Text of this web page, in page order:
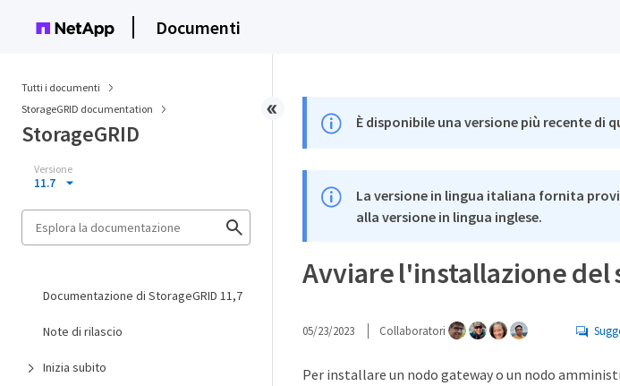
Documenti
Tutti i documenti
StorageGRID documentation
StorageGRID
Versione
11.7
Documentazione di StorageGRID 11,7
Note di rilascio
Inizia subito
È disponibile una versione più recente di
La versione in lingua italiana fornita
alla versione in lingua inglese.
Avviare l'installazione
05/23/2023 Collaboratori
Per installare un nodo gateway o un nodo